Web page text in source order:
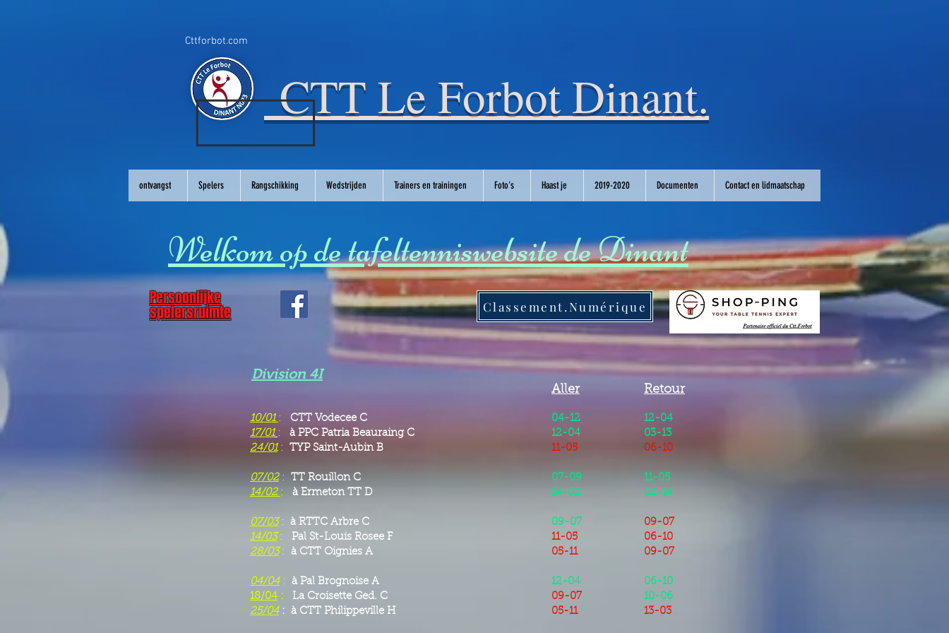
Cttforbot.com
CTT Le Forbot Dinant.
ontvangst Spelers Rangschikking Wedstrijden Trainers en trainingen Foto's Haast je 2019-2020 Documenten Contact en lidmaatschap
Welkom op de tafeltenniswebsite de Dinant
Persoonlijke
spelersruimte Classement.Numérique
Division 4I
Aller Retour
10/01 :
CTT Vodecee C
17/01 :
à PPC Patria Beauraing C
24/01 : TYP Saint-Aubin B
07/02 :
TT Rouillon C
14/02 : à Ermeton TT D
07/03: à RTTC Arbre C
14/03 : Pal St-Louis Rosee F
28/03 : à CTT Oignies A
04/04 :
à Pal Brognoise A
18/04 : La Croisette Ged. C
25/04 : à CTT Philippeville H
04-12
12-04
11-05
07-09
14-02
09-07
11-05
05-11
12-04
09-07
05-11
12-04
03-13
06-10
11-05
02-14
09-07
06-10
09-07
06-10
10-06
13-03